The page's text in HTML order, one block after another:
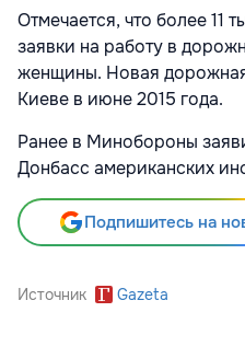
Отмечается, что более 11
заявки на работу в
женщины. Новая
Киеве в июне 2015 года.
Ранее в Минобороны
Донбасс американских
Подпишитесь на
Источник Gazeta